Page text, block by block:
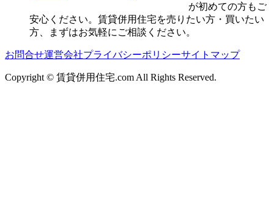
が初めての方もご
安心ください。賃貸併用住宅を売りたい方・買いたい
方、まずはお気軽にご相談ください。
お問合せ運営会社プライバシーポリシーサイトマップ
Copyright © 賃貸併用住宅.com All Rights Reserved.